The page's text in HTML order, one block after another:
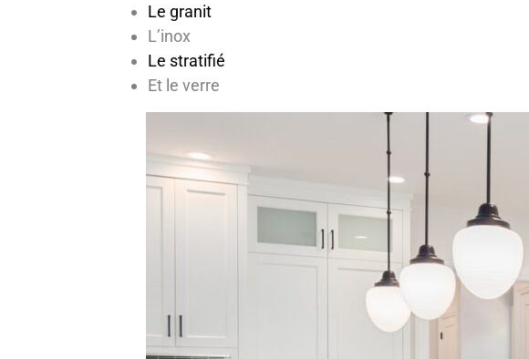
Le granit
L’inox
Le stratifié
Et le verre